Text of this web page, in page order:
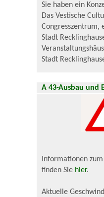
Sie haben ein
Das Vestische
Congresszentrum,
Stadt
Stadt
A 43-Ausbau und
Informationen
finden Sie hier.
Aktuelle